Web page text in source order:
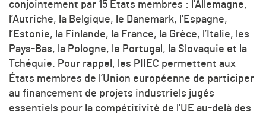
conjointement par 15 États membres : l’Allemagne,
l’Autriche, la Belgique, le Danemark, l’Espagne,
l’Estonie, la Finlande, la France, la Grèce, l’Italie, les
Pays-Bas, la Pologne, le Portugal, la Slovaquie et la
Tchéquie. Pour rappel, les PIIEC permettent aux
États membres de l’Union européenne de participer
au financement de projets industriels jugés
essentiels pour la compétitivité de l’UE au-delà des